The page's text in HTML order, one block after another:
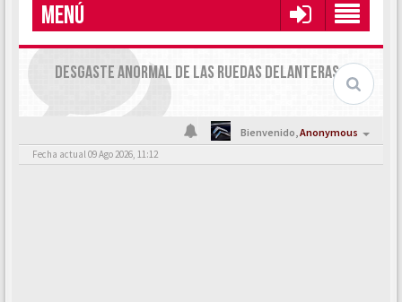
MENÚ
DESGASTE ANORMAL DE LAS RUEDAS DELANTERAS
Bienvenido,Anonymous
Fecha actual 09 Ago 2026, 11:12